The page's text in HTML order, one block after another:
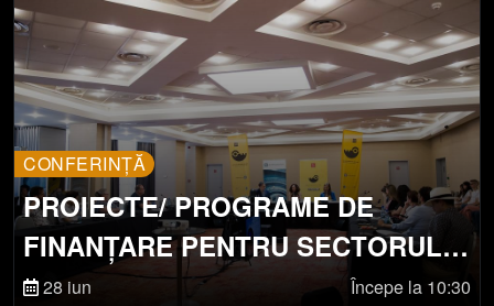
CONFERINȚĂ
PROIECTE/ PROGRAME DE
FINANȚARE PENTRU SECTORUL
CULTURAL
28 iun Începe la 10:30